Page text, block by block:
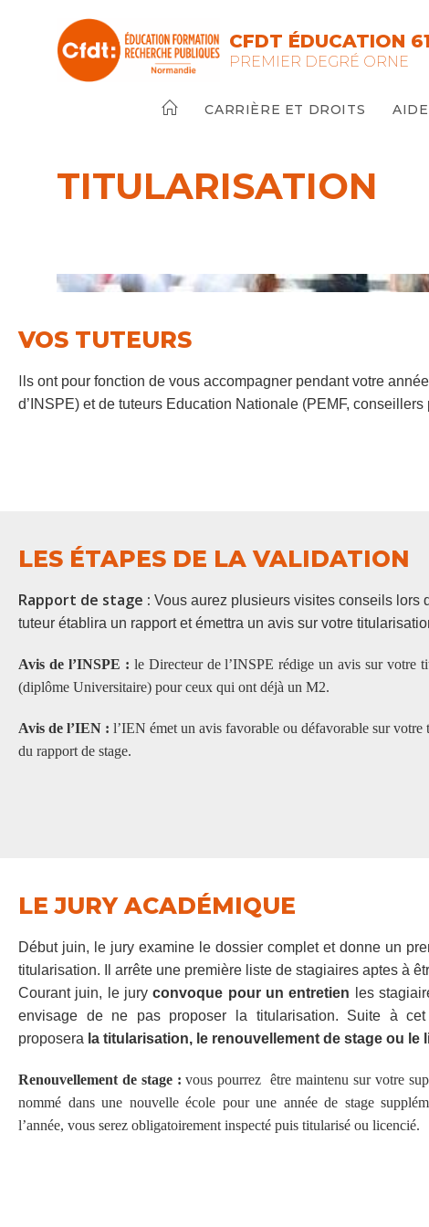
CFDT ÉDUCATION 61
PREMIER DEGRÉ ORNE
CARRIÈRE ET DROITS
TITULARISATION
VOS TUTEURS
I ls ont pour fonction de vous accompagner pendant votre
d’INSPE) et de tuteurs Education Nationale (PEMF,
LES ÉTAPES DE LA VALIDATION
Rapport de stage : Vous aurez plusieurs visites conseils lors
tuteur établira un rapport et émettra un avis sur votre
Avis de l’INSPE : le Directeur de l’INSPE rédige un avis sur
(diplôme Universitaire) pour ceux qui ont déjà un M2.
Avis de l’IEN : l’IEN émet un avis favorable ou défavorable sur
du rapport de stage.
LE JURY ACADÉMIQUE
Début juin, le jury examine le dossier complet et donne un
titularisation. Il arrête une première liste de stagiaires aptes à
Courant juin, le jury convoque pour un entretien les
envisage de ne pas proposer la titularisation. Suite à
proposera la titularisation, le renouvellement de stage ou le
Renouvellement de stage : vous pourrez être maintenu sur votre
nommé dans une nouvelle école pour une année de stage
l’année, vous serez obligatoirement inspecté puis titularisé ou licencié.